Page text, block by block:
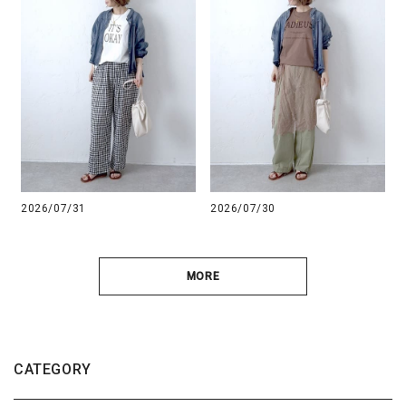
2026/07/31 2026/07/30
MORE
CATEGORY